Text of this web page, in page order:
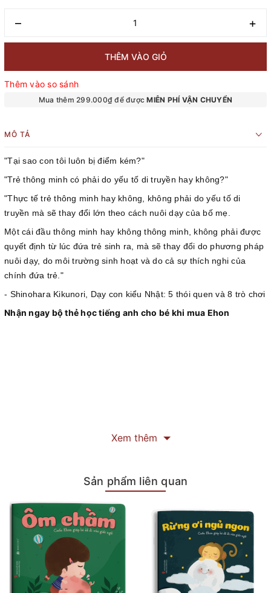
– +
THÊM VÀO GIỎ
Thêm vào so sánh
Mua thêm 299.000₫ để đượcMIỄN PHÍ VẬN CHUYỂN
MÔ TẢ
"Tại sao con tôi luôn bị điểm kém?"
"Trẻ thông minh có phải do yếu tố di truyền hay không?"
"Thực tế trẻ thông minh hay không, không phải do yếu tố di
truyền mà sẽ thay đổi lớn theo cách nuôi dạy của bố mẹ.
Một cái đầu thông minh hay không thông minh, không phải được
quyết định từ lúc đứa trẻ sinh ra, mà sẽ thay đổi do phương pháp
nuôi dạy, do môi trường sinh hoạt và do cả sự thích nghi của
chính đứa trẻ."
- Shinohara Kikunori, Dạy con kiểu Nhật: 5 thói quen và 8 trò chơi
Nhận ngay bộ thẻ học tiếng anh cho bé khi mua Ehon
Xem thêm
Sản phẩm liên quan